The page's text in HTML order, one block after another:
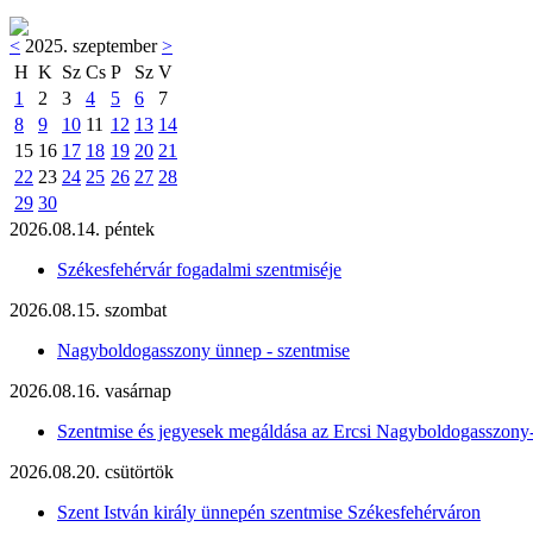
< 2025. szeptember>
H K Sz Cs P Sz V
1
2 3 4 5 6
7
8
9 10 11 12 13 14
15 16 17 18 19 20 21
22 23 24 25 26 27 28
29 30
2026.08.14. péntek
Székesfehérvár fogadalmi szentmiséje
2026.08.15. szombat
Nagyboldogasszony ünnep - szentmise
2026.08.16. vasárnap
Szentmise és jegyesek megáldása az Ercsi
2026.08.20. csütörtök
Szent István király ünnepén szentmise Székesfehérváron